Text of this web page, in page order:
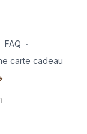
FAQ ∙
carte cadeau